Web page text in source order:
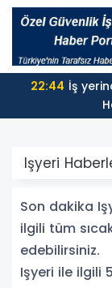
22:44
Işyeri
Son dakika
ilgili tüm
edebilirsiniz.
Işyeri ile ilgili